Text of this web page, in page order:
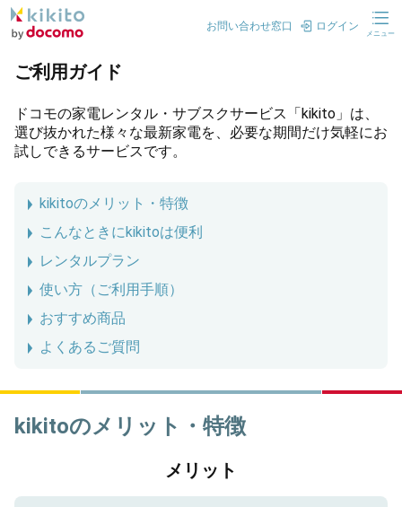
お問い合わせ窓口 ログイン
メニュー
ご利用ガイド
ドコモの家電レンタル・サブスクサービス「kikito」は、
選び抜かれた様々な最新家電を、必要な期間だけ気軽にお
試しできるサービスです。
kikitoのメリット・特徴
こんなときにkikitoは便利
レンタルプラン
使い方（ご利用手順）
おすすめ商品
よくあるご質問
kikitoのメリット・特徴
メリット